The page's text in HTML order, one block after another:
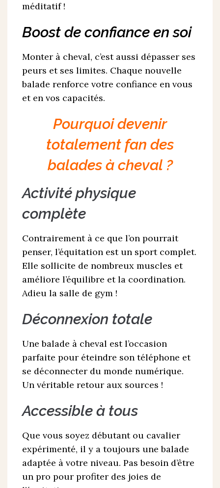
méditatif !
Boost de confiance en soi
Monter à cheval, c’est aussi dépasser ses
peurs et ses limites. Chaque nouvelle
balade renforce votre confiance en vous
et en vos capacités.
Pourquoi devenir
totalement fan des
balades à cheval ?
Activité physique
complète
Contrairement à ce que l’on pourrait
penser, l’équitation est un sport complet.
Elle sollicite de nombreux muscles et
améliore l’équilibre et la coordination.
Adieu la salle de gym !
Déconnexion totale
Une balade à cheval est l’occasion
parfaite pour éteindre son téléphone et
se déconnecter du monde numérique.
Un véritable retour aux sources !
Accessible à tous
Que vous soyez débutant ou cavalier
expérimenté, il y a toujours une balade
adaptée à votre niveau. Pas besoin d’être
un pro pour profiter des joies de